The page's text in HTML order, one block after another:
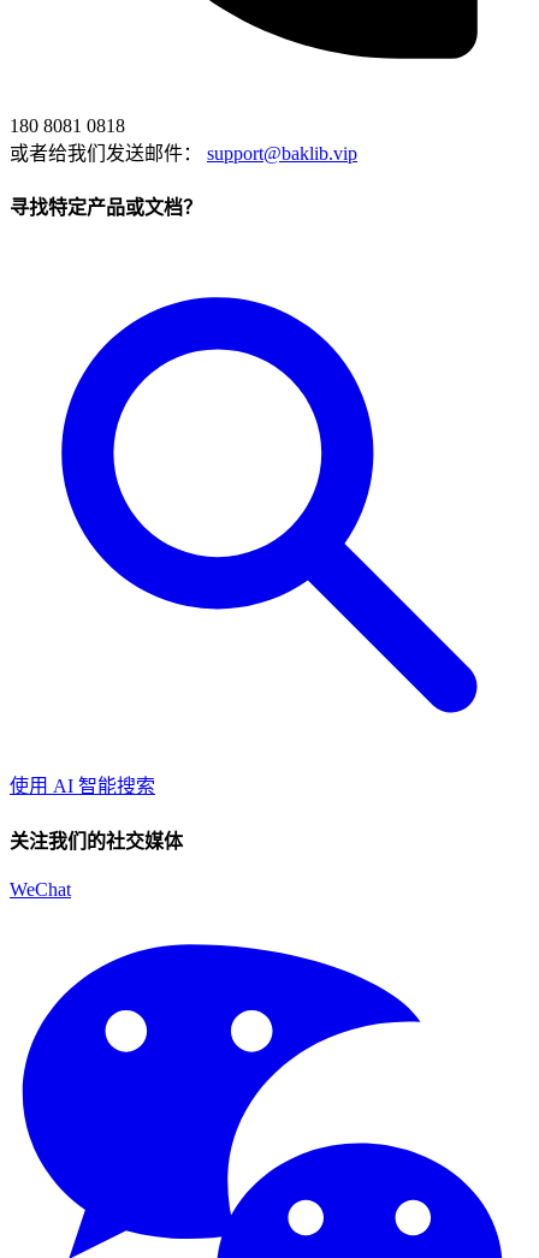
180 8081 0818
或者给我们发送邮件：
support@baklib.vip
寻找特定产品或文档？
使用 AI 智能搜索
关注我们的社交媒体
WeChat